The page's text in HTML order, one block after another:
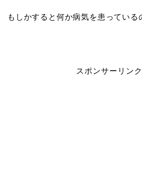
もしかすると何か病気を患っている
スポンサーリンク